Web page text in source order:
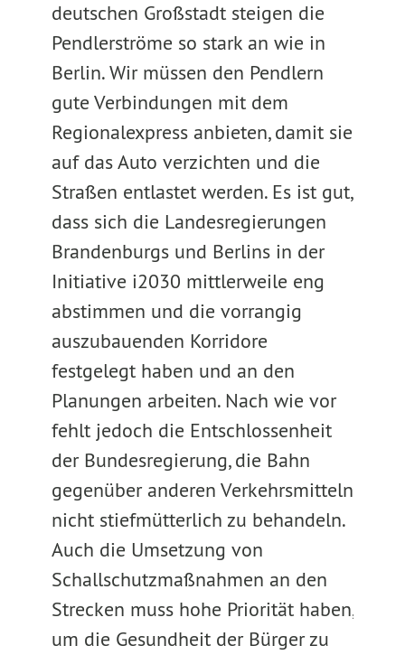
deutschen Großstadt steigen die
Pendlerströme so stark an wie in
Berlin. Wir müssen den Pendlern
gute Verbindungen mit dem
Regionalexpress anbieten, damit sie
auf das Auto verzichten und die
Straßen entlastet werden. Es ist gut,
dass sich die Landesregierungen
Brandenburgs und Berlins in der
Initiative i2030 mittlerweile eng
abstimmen und die vorrangig
auszubauenden Korridore
festgelegt haben und an den
Planungen arbeiten. Nach wie vor
fehlt jedoch die Entschlossenheit
der Bundesregierung, die Bahn
gegenüber anderen Verkehrsmitteln
nicht stiefmütterlich zu behandeln.
Auch die Umsetzung von
Schallschutzmaßnahmen an den
Strecken muss hohe Priorität haben,
um die Gesundheit der Bürger zu